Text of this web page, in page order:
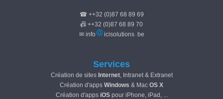
☎ ++32 (0)87 68 89 69
📠 ++32 (0)87 68 89 70
✉ info
icisolutions be
Services
Création de sites Internet, Intranet & Extranet
Création d'apps Windows & Mac OS X
Création d'apps iOSpour iPhone, iPad, ...